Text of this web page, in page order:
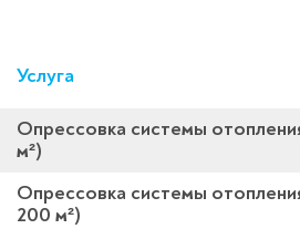
Услуга
Опрессовка системы
м²)
Опрессовка системы
200 м²)